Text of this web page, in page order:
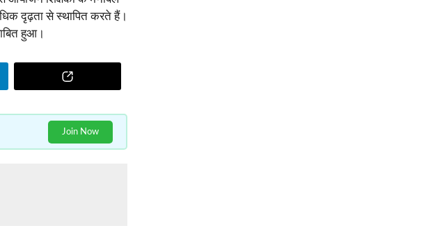
दृढ़ता से स्थापित करते हैं।
हुआ।
Join Now